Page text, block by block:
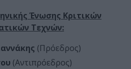
Ένωσης Κριτικών
Τεχνών:
(Πρόεδρος)
(Αντιπρόεδρος)